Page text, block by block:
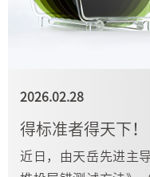
2026.02.28
近日，由天岳先进主